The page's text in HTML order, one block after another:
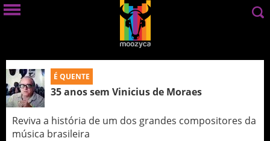
É QUENTE
35 anos sem Vinicius de Moraes
Reviva a história de um dos grandes compositores da
música brasileira